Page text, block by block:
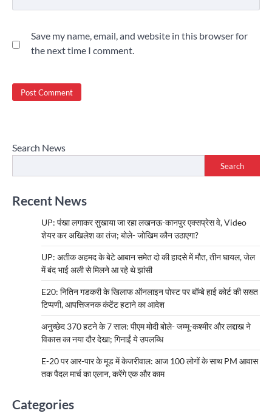
Save my name, email, and website in this browser for
the next time I comment.
Search News
Search
Recent News
UP: पंखा लगाकर सुखाया जा रहा लखनऊ-कानपुर एक्सप्रेस वे, Video
शेयर कर अखिलेश का तंज; बोले- जोखिम कौन उठाएगा?
UP: अतीक अहमद के बेटे आबान समेत दो की हादसे में मौत, तीन घायल, जेल
में बंद भाई अली से मिलने आ रहे थे झांसी
E20: नितिन गडकरी के खिलाफ ऑनलाइन पोस्ट पर बॉम्बे हाई कोर्ट की सख्त
टिप्पणी, आपत्तिजनक कंटेंट हटाने का आदेश
अनुच्छेद 370 हटने के 7 साल: पीएम मोदी बोले- जम्मू-कश्मीर और लद्दाख ने
विकास का नया दौर देखा; गिनाईं ये उपलब्धि
E-20 पर आर-पार के मूड में केजरीवाल: आज 100 लोगों के साथ PM आवास
तक पैदल मार्च का एलान, करेंगे एक और काम
Categories